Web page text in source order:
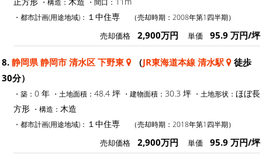
・都市計画(用途地域)： １中住専 （売却時期：2008年第1四半期）
売却価格 2,900万円 単価 95.9 万円/坪
8. 静岡県 静岡市 清水区 下野東 （JR東海道本線 清水駅
徒歩
30分）
・築： 0 年 ・土地面積： 48.4 坪 ・建物面積： 30.3 坪 ・土地形状： ほぼ長
方形 ・構造： 木造
・都市計画(用途地域)： １中住専 （売却時期：2018年第1四半期）
売却価格 2,900万円 単価 95.9 万円/坪